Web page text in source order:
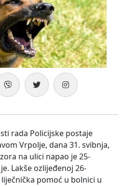
rada Policijske postaje
Vrpolje, dana 31. svibnja,
na ulici napao je 25-
Lakše ozlijeđenoj 26-
pomoć u bolnici u